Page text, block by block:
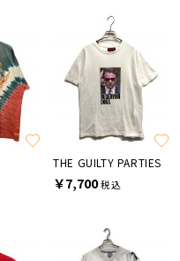
THE GUILTY PARTIES
￥7,700税込